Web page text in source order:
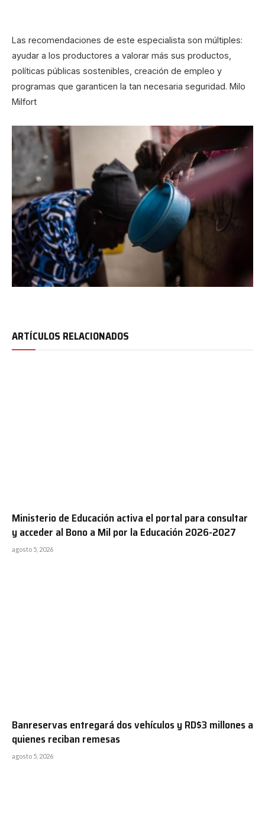
Las recomendaciones de este especialista son múltiples:
ayudar a los productores a valorar más sus productos,
políticas públicas sostenibles, creación de empleo y
programas que garanticen la tan necesaria seguridad. Milo
Milfort
ARTÍCULOS RELACIONADOS
Ministerio de Educación activa el portal para consultar
y acceder al Bono a Mil por la Educación 2026-2027
agosto 5, 2026
Banreservas entregará dos vehículos y RD$3 millones a
quienes reciban remesas
agosto 5, 2026